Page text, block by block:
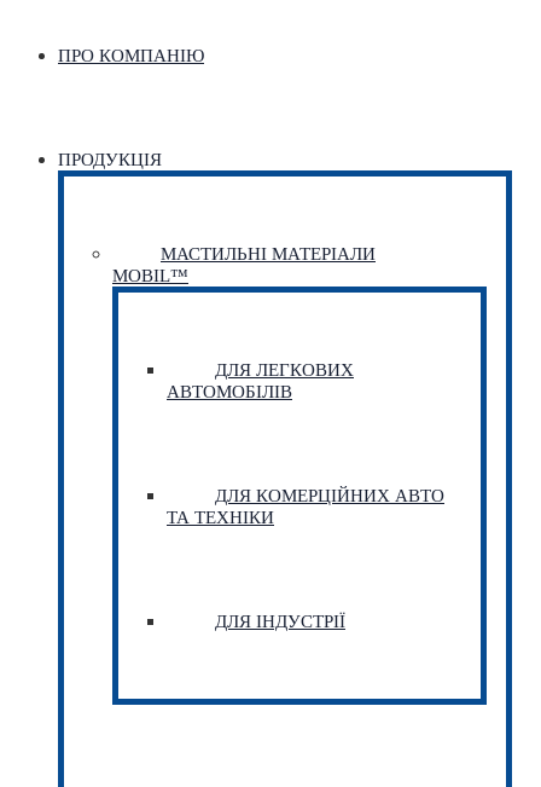
ПРО КОМПАНІЮ
ПРОДУКЦІЯ
МАСТИЛЬНІ МАТЕРІАЛИ
MOBIL™
ДЛЯ ЛЕГКОВИХ
АВТОМОБІЛІВ
ДЛЯ КОМЕРЦІЙНИХ АВТО
ТА ТЕХНІКИ
ДЛЯ ІНДУСТРІЇ